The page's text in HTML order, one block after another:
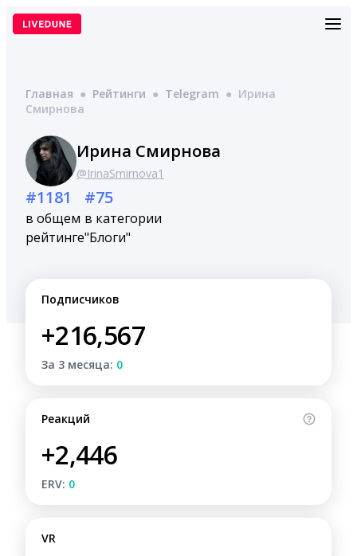
Перейти
Главная ● Рейтинги ● Telegram ● Ирина
Смирнова
Ирина Смирнова
@IrinaSmirnova1
#1181
в общем
рейтинге
#75
в категории
"Блоги"
Подписчиков
+216,567
За 3 месяца: 0
Реакций
+2,446
ERV: 0
VR